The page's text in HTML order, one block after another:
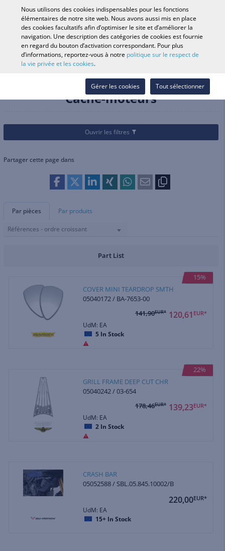
Recherche par véhicule
Rechercher dans
le magasin
Se
Catégories Pièces et accessoires
Cache-moteurs
Cache-moteurs
Ouvrir les filtres
Partager cette page dans
Par pièces Par produits
Références - ordre croissant
Part List
15%
COVER MINI TEARDROP SMTH
05040172 / BA-7653-00
120,61 EUR*
141,90EUR*
UdM: EA
5 In Stock
22%
GRILL FRAME DEEP CUT CHR
05040242 / 03-654
139,23EUR*
178,46EUR*
UdM: EA
2 In Stock
CRASH BAR
05052588 / SBL.05.845.10002/B
220,00EUR*
UdM: EA
15+ In Stock
Nous utilisons des cookies indispensables pour les fonctions
élémentaires de notre site web. Nous avons aussi mis en place
des cookies facultatifs afin d’optimiser le site et d’améliorer la
navigation. Une description des catégories de cookies est fournie
en regard du bouton d’activation correspondant. Pour plus
d’informations, reportez-vous à notre politique sur le respect de
la vie privée et les cookies.
Tout sélectionner
Gérer les cookies